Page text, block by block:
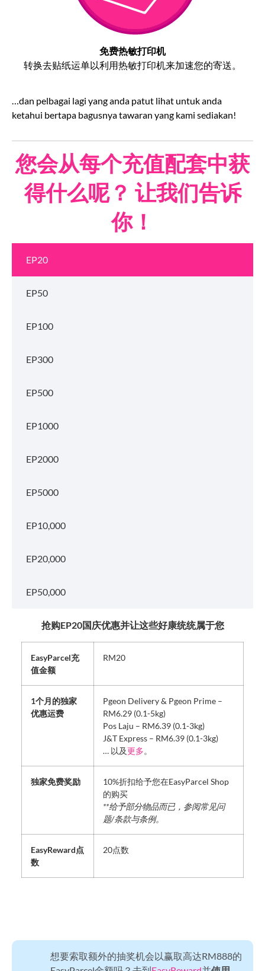
免费热敏打印机
转换去贴纸运单以利用热敏打印机来加速您的寄送。
…dan pelbagai lagi yang anda patut lihat untuk anda
ketahui bertapa bagusnya tawaran yang kami sediakan!
您会从每个充值配套中获
得什么呢？ 让我们告诉
你！
EP20
EP50
EP100
EP300
EP500
EP1000
EP2000
EP5000
EP10,000
EP20,000
EP50,000
抢购EP20国庆优惠并让这些好康统统属于您
EasyParcel充
值金额
RM20
1个月的独家
优惠运费
Pgeon Delivery & Pgeon Prime –
RM6.29 (0.1-5kg)
Pos Laju – RM6.39 (0.1-3kg)
J&T Express – RM6.39 (0.1-3kg)
… 以及更多。
独家免费奖励
10%折扣给予您在EasyParcel Shop
的购买
**给予部分物品而已，参阅常见问
题/条款与条例。
EasyReward点
数
20点数
想要索取额外的抽奖机会以赢取高达RM888的